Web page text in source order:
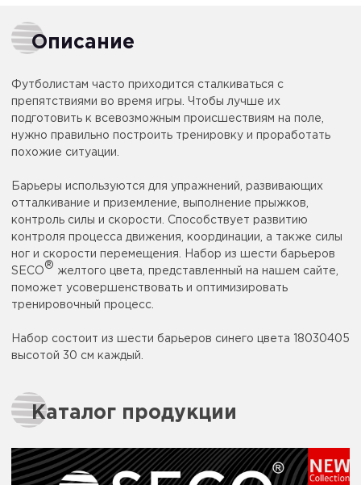
Описание
Футболистам часто приходится сталкиваться с
препятствиями во время игры. Чтобы лучше их
подготовить к всевозможным происшествиям на поле,
нужно правильно построить тренировку и проработать
похожие ситуации.
Барьеры используются для упражнений, развивающих
отталкивание и приземление, выполнение прыжков,
контроль силы и скорости. Способствует развитию
контроля процесса движения, координации, а также силы
ног и скорости перемещения. Набор из шести барьеров
SECO
®
желтого цвета, представленный на нашем сайте,
поможет усовершенствовать и оптимизировать
тренировочный процесс.
Набор состоит из шести барьеров синего цвета 18030405
высотой 30 см каждый.
Каталог продукции